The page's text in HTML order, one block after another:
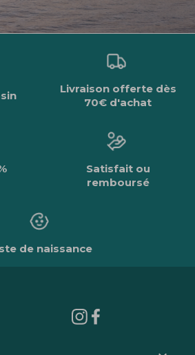
Livraison offerte dès
70€ d'achat
Satisfait ou
remboursé
de naissance